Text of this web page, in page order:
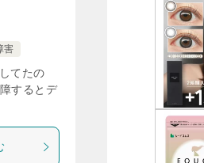
害
てたの
するとデ